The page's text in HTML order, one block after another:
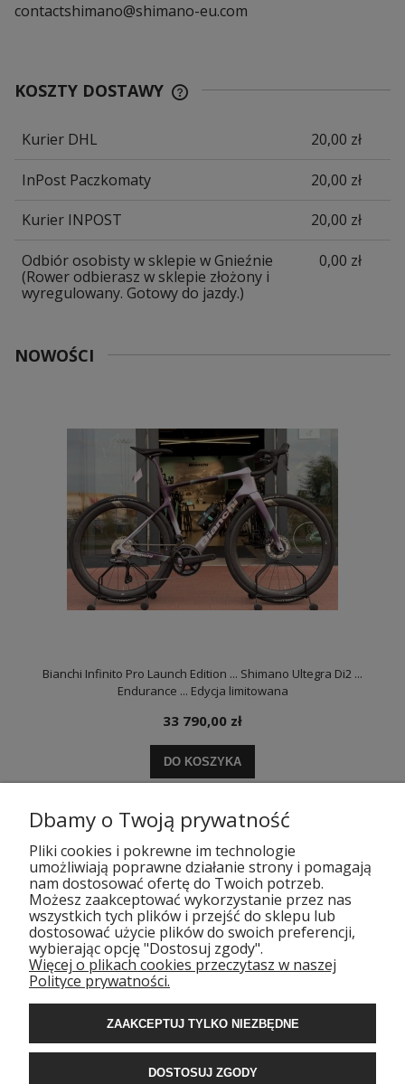
contactshimano@shimano-eu.com
KOSZTY DOSTAWY
Kurier DHL 20,00 zł
InPost Paczkomaty 20,00 zł
Kurier INPOST 20,00 zł
Odbiór osobisty w sklepie w Gnieźnie
(Rower odbierasz w sklepie złożony i
wyregulowany. Gotowy do jazdy.)
0,00 zł
NOWOŚCI
Bianchi Infinito Pro Launch Edition ... Shimano Ultegra Di2 ...
Endurance ... Edycja limitowana
33 790,00 zł
DO KOSZYKA
POMOC
DOSTAWA
Dbamy o Twoją prywatność
Pliki cookies i pokrewne im technologie
umożliwiają poprawne działanie strony i pomagają
nam dostosować ofertę do Twoich potrzeb.
Możesz zaakceptować wykorzystanie przez nas
wszystkich tych plików i przejść do sklepu lub
dostosować użycie plików do swoich preferencji,
wybierając opcję "Dostosuj zgody".
Więcej o plikach cookies przeczytasz w naszej
Polityce prywatności.
ZAAKCEPTUJ TYLKO NIEZBĘDNE
DOSTOSUJ ZGODY